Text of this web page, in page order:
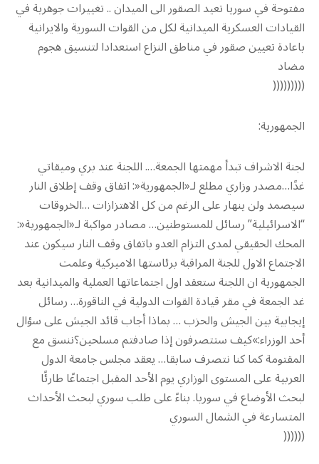
مفتوحة في سوريا تعيد الصقور الى الميدان .. تغييرات جوهرية في
القيادات العسكرية الميدانية لكل من القوات السورية والايرانية
باعادة تعيين صقور في مناطق النزاع استعدادا لتنسيق هجوم
مضاد
(((((((((
الجمهورية:
لجنة الاشراف تبدأ مهمتها الجمعة…. اللجنة عند بري وميقاتي
غدًا…مصدر وزاري مطلع لـ«الجمهورية«: اتفاق وقف إطلاق النار
سيصمد ولن ينهار على الرغم من كل الاهتزازات …الخروقات
“الاسرائيلية” رسائل للمستوطنين… مصادر مواكبة لـ«الجمهورية«:
المحك الحقيقي لمدى التزام العدو باتفاق وقف النار سيكون عند
الاجتماع الاول للجنة المراقبة برئاستها الاميركية وعلمت
الجمهورية ان اللجنة ستعقد اول اجتماعاتها العملية والميدانية بعد
غد الجمعة في مقر قيادة القوات الدولية في الناقورة… رسائل
إيجابية بين الجيش والحزب … بماذا أجاب قائد الجيش على سؤال
أحد الوزراء:»كيف ستتصرفون إذا صادفتم مسلحين؟ننسق مع
المقتومة كما كنا نتصرف سابقا… يعقد مجلس جامعة الدول
العربية على المستوى الوزاري يوم الأحد المقبل اجتماعًا طارئًا
لبحث الأوضاع في سوريا. بناءً على طلب سوري لبحث الأحداث
المتسارعة في الشمال السوري
((((((